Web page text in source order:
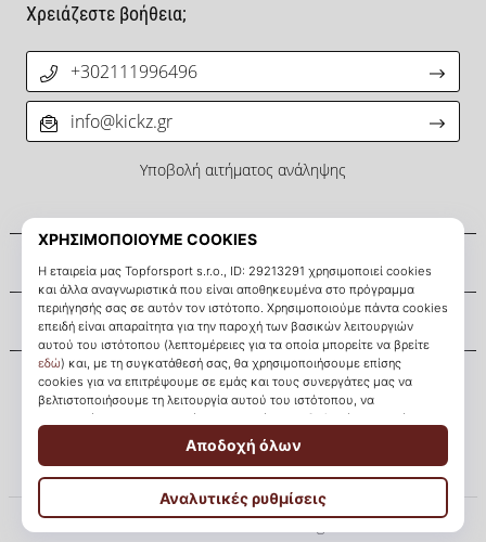
KICKZ.gr
Σχετικά μ' εμάς
Εξυπηρέτηση πελατών
Χρειάζεστε βοήθεια;
+302111996496
info@kickz.gr
Υποβολή αιτήματος ανάληψης